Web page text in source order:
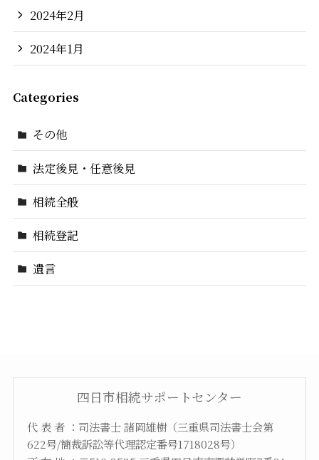
2024年2月
2024年1月
Categories
その他
法定後見・任意後見
相続全般
相続登記
遺言
四日市相続サポートセンター
代 表 者 ：司法書士 諸岡雄樹（三重県司法書士会第
622号/簡裁訴訟等代理認定番号1718028号）